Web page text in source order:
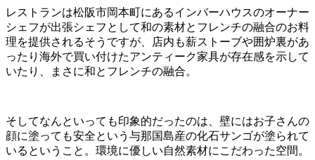
レストランは松阪市岡本町にあるインバーハウスのオーナー
シェフが出張シェフとして和の素材とフレンチの融合のお料
理を提供されるそうですが、店内も薪ストーブや囲炉裏があ
ったり海外で買い付けたアンティーク家具が存在感を示して
いたり、まさに和とフレンチの融合。
そしてなんといっても印象的だったのは、壁にはお子さんの
顔に塗っても安全という与那国島産の化石サンゴが塗られて
いるということ。環境に優しい自然素材にこだわった空間。